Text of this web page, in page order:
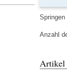
Springen
Anzahl